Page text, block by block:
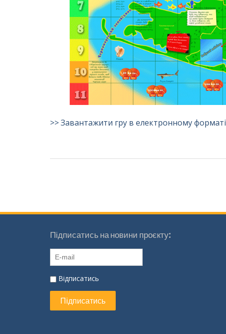
>> Завантажити гру в електронному форматі
Підписатись на новини проєкту:
Відписатись